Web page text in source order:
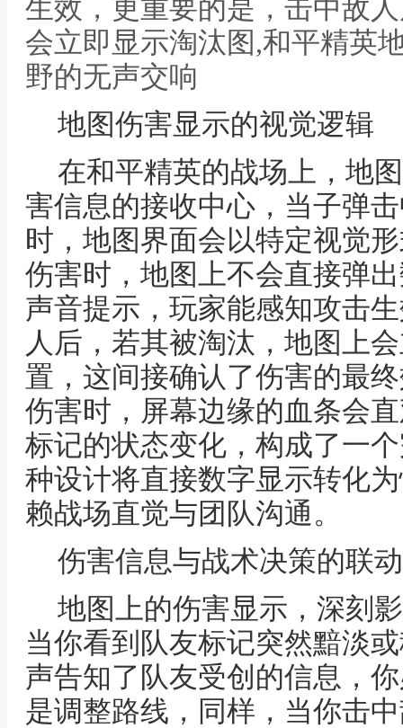
生效，更重要的是，击中敌
会立即显示淘汰图,和平精英
野的无声交响
地图伤害显示的视觉逻辑
在和平精英的战场上，地
害信息的接收中心，当子弹
时，地图界面会以特定视觉
伤害时，地图上不会直接弹
声音提示，玩家能感知攻击
人后，若其被淘汰，地图上
置，这间接确认了伤害的最
伤害时，屏幕边缘的血条会
标记的状态变化，构成了一
种设计将直接数字显示转化
赖战场直觉与团队沟通。
伤害信息与战术决策的联动
地图上的伤害显示，深刻
当你看到队友标记突然黯淡
声告知了队友受创的信息，
是调整路线，同样，当你击